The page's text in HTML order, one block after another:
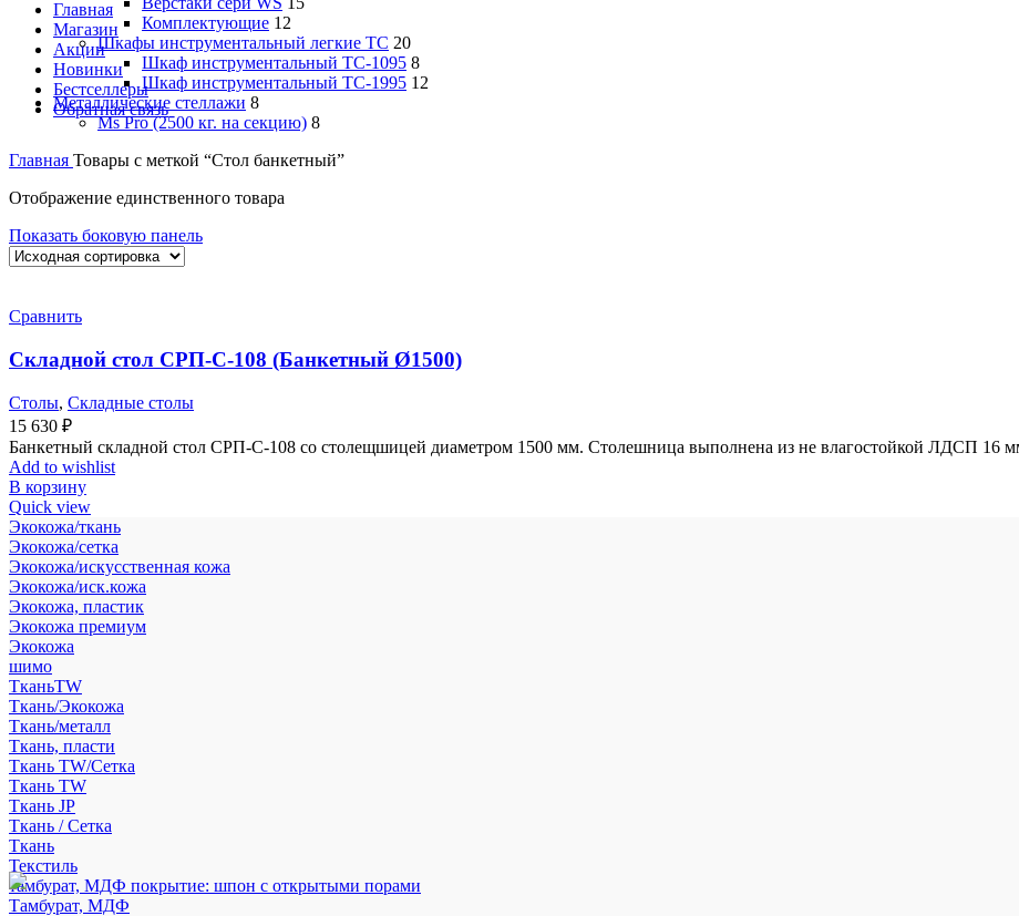
Главная
Магазин
Акции
Новинки
Бестселлеры
Обратная связь
Комплектующие 12
Шкафы инструментальный легкие ТС 20
Шкаф инструментальный TC-1095 8
Шкаф инструментальный TC-1995 12
Металлические стеллажи 8
Ms Pro (2500 кг. на секцию) 8
Главная Товары с меткой “Стол банкетный”
Отображение единственного товара
Показать боковую панель
Сравнить
Складной стол СРП-С-108 (Банкетный Ø1500)
Столы, Складные столы
15 630 ₽
Банкетный складной стол СРП-С-108 со столещшицей диаметром 1500 мм. Столешница выполнена из не влагостойкой ЛДСП 16
Add to wishlist
В корзину
Quick view
Экокожа/ткань
Экокожа/сетка
Экокожа/искусственная кожа
Экокожа/иск.кожа
Экокожа, пластик
Экокожа премиум
Экокожа
шимо
ТканьTW
Ткань/Экокожа
Ткань/металл
Ткань, пласти
Ткань TW/Сетка
Ткань TW
Ткань JP
Ткань / Сетка
Ткань
Текстиль
тамбурат, МДФ покрытие: шпон с открытыми порами
Тамбурат, МДФ